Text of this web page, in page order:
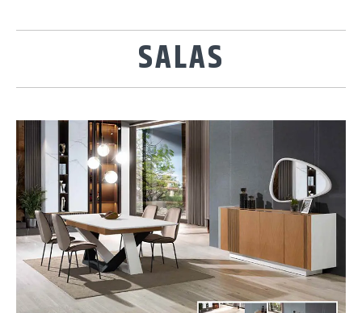
SALAS